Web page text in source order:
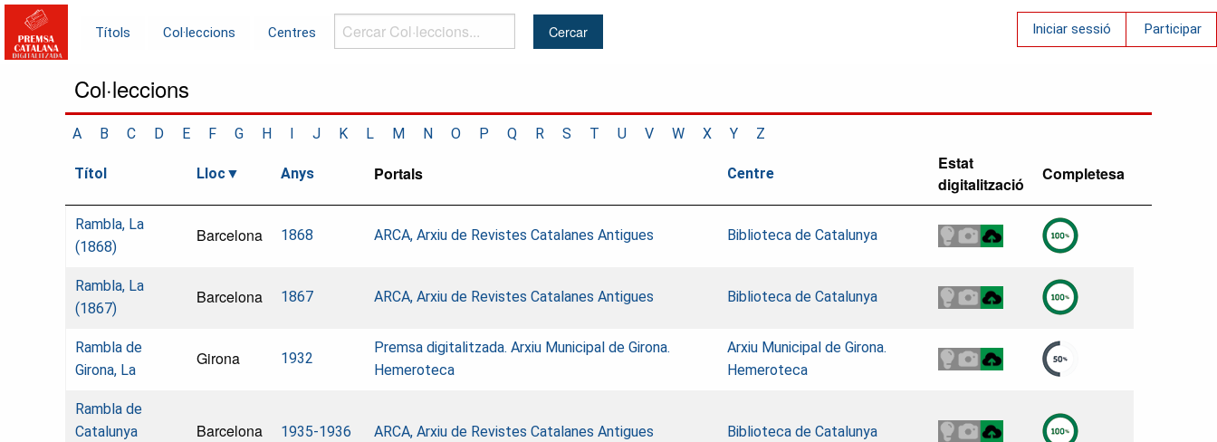
Títols Col·leccions Centres
Cercar
Col·leccions...
Iniciar sessió Participar
Col·leccions
A B C D E F G H I J K L M N O P Q R S T U V W X Y Z
Títol Lloc Anys Portals Centre
Estat
digitalització
Completesa
Rambla, La
(1868)
Barcelona 1868 ARCA, Arxiu de Revistes Catalanes Antigues Biblioteca de Catalunya
Rambla, La
(1867)
Barcelona 1867 ARCA, Arxiu de Revistes Catalanes Antigues Biblioteca de Catalunya
Rambla de
Girona, La
Girona 1932
Premsa digitalitzada. Arxiu Municipal de Girona.
Hemeroteca
Arxiu Municipal de Girona.
Hemeroteca
Rambla de
Catalunya
Barcelona 1935-1936 ARCA, Arxiu de Revistes Catalanes Antigues Biblioteca de Catalunya